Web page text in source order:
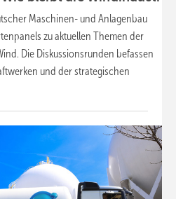
Maschinen- und Anlagenbau
zu aktuellen Themen der
Die Diskussionsrunden befassen
und der strategischen